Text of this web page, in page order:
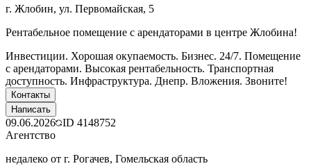
г. Жлобин, ул. Первомайская, 5
Рентабельное помещение с арендаторами в центре Жлобина!
Инвестиции. Хорошая окупаемость. Бизнес. 24/7. Помещение
с арендаторами. Высокая рентабельность. Транспортная
доступность. Инфраструктура. Днепр. Вложения. Звоните!
Контакты
Написать
09.06.2026 ID 4148752
Агентство
недалеко от г. Рогачев, Гомельская область